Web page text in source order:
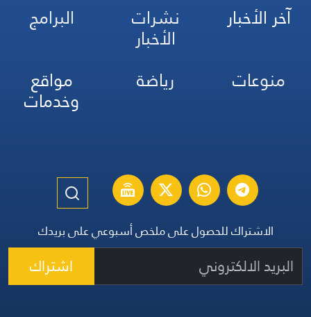
آخر الأخبار نشرات
الأخبار
البرامج
منوعات
رياضة مواقع
وخدمات
الاشتراك للحصول على ملخص أسبوعي على بريدك
اشتراك